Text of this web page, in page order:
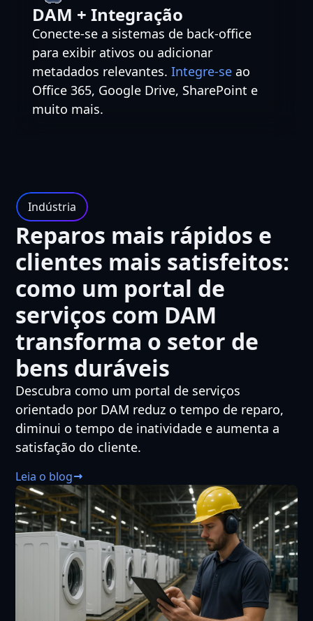
DAM + Integração
Conecte-se a sistemas de back-office
para exibir ativos ou adicionar
metadados relevantes. Integre-se ao
Office 365, Google Drive, SharePoint e
muito mais.
Indústria
Reparos mais rápidos e
clientes mais satisfeitos:
como um portal de
serviços com DAM
transforma o setor de
bens duráveis
Descubra como um portal de serviços
orientado por DAM reduz o tempo de reparo,
diminui o tempo de inatividade e aumenta a
satisfação do cliente.
Leia o blog